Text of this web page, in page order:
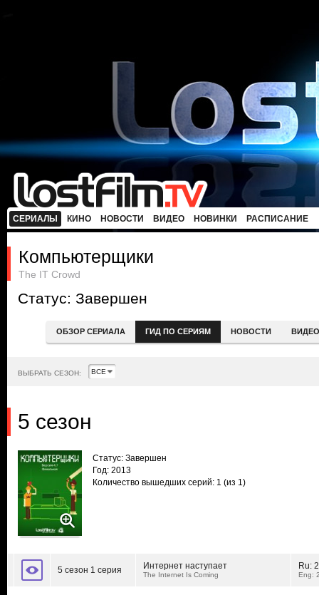
СЕРИАЛЫ КИНО НОВОСТИ ВИДЕО НОВИНКИ РАСПИСАНИЕ
Компьютерщики
The IT Crowd
Статус: Завершен
ОБЗОР СЕРИАЛА ГИД ПО СЕРИЯМ НОВОСТИ ВИДЕО
ВЫБРАТЬ СЕЗОН:
5 сезон
Статус: Завершен
Год: 2013
Количество вышедших серий: 1 (из 1)
5 сезон 1 серия Интернет наступает
The Internet Is Coming
Ru:
Eng: